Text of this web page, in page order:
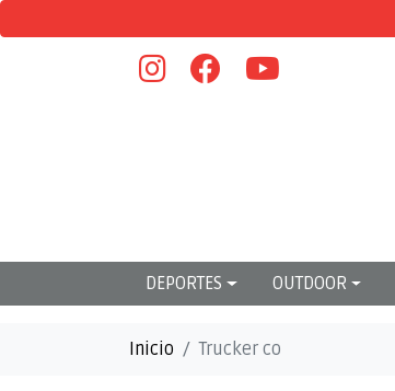
DEPORTES OUTDOOR
Inicio Trucker co